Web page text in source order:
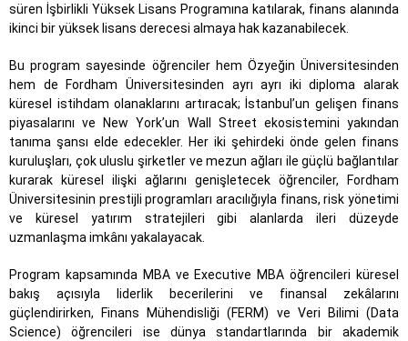
süren İşbirlikli Yüksek Lisans Programına katılarak, finans alanında
ikinci bir yüksek lisans derecesi almaya hak kazanabilecek.
Bu program sayesinde öğrenciler hem Özyeğin Üniversitesinden
hem de Fordham Üniversitesinden ayrı ayrı iki diploma alarak
küresel istihdam olanaklarını artıracak; İstanbul’un gelişen finans
piyasalarını ve New York’un Wall Street ekosistemini yakından
tanıma şansı elde edecekler. Her iki şehirdeki önde gelen finans
kuruluşları, çok uluslu şirketler ve mezun ağları ile güçlü bağlantılar
kurarak küresel ilişki ağlarını genişletecek öğrenciler, Fordham
Üniversitesinin prestijli programları aracılığıyla finans, risk yönetimi
ve küresel yatırım stratejileri gibi alanlarda ileri düzeyde
uzmanlaşma imkânı yakalayacak.
Program kapsamında MBA ve Executive MBA öğrencileri küresel
bakış açısıyla liderlik becerilerini ve finansal zekâlarını
güçlendirirken, Finans Mühendisliği (FERM) ve Veri Bilimi (Data
Science) öğrencileri ise dünya standartlarında bir akademik